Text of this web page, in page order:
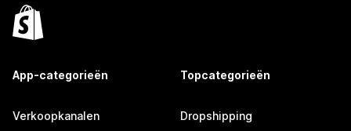
App-categorieën
Verkoopkanalen
Topcategorieën
Dropshipping